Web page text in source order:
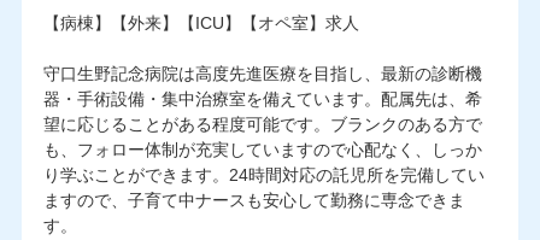
【病棟】【外来】【ICU】【オペ室】求人
守口生野記念病院は高度先進医療を目指し、最新の診断機
器・手術設備・集中治療室を備えています。配属先は、希
望に応じることがある程度可能です。ブランクのある方で
も、フォロー体制が充実していますので心配なく、しっか
り学ぶことができます。24時間対応の託児所を完備してい
ますので、子育て中ナースも安心して勤務に専念できま
す。